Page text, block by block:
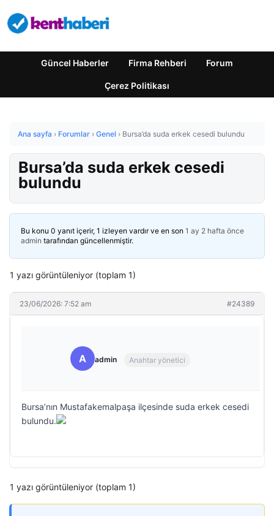
Güncel Haberler Firma Rehberi Forum
Çerez Politikası
Ana sayfa › Forumlar › Genel › Bursa’da suda erkek cesedi bulundu
Bursa’da suda erkek cesedi
bulundu
Bu konu 0 yanıt içerir, 1 izleyen vardır ve en son 1 ay 2 hafta önce
admin tarafından güncellenmiştir.
1 yazı görüntüleniyor (toplam 1)
23/06/2026: 7:52 am #24389
A admin Anahtar yönetici
Bursa’nın Mustafakemalpaşa ilçesinde suda erkek cesedi
bulundu.
1 yazı görüntüleniyor (toplam 1)